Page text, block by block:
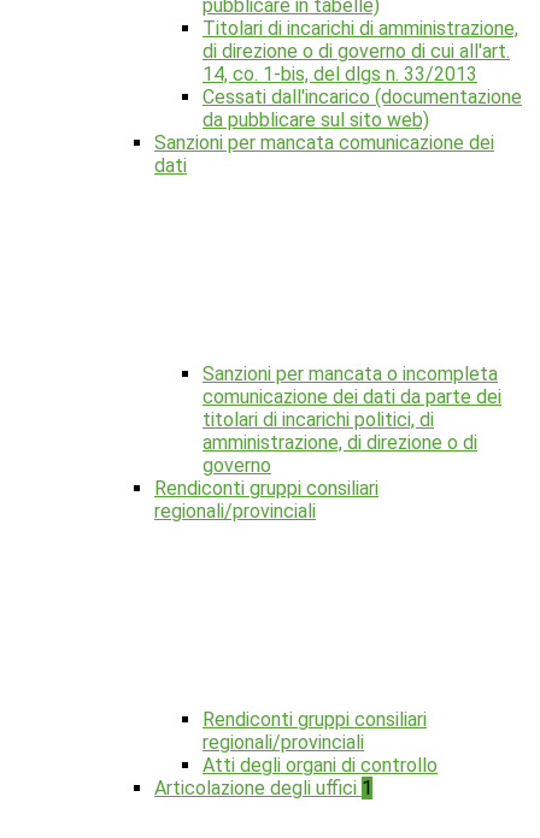
pubblicare in tabelle)
Titolari di incarichi di amministrazione,
di direzione o di governo di cui all'art.
14, co. 1-bis, del dlgs n. 33/2013
Cessati dall'incarico (documentazione
da pubblicare sul sito web)
Sanzioni per mancata comunicazione dei
dati
Sanzioni per mancata o incompleta
comunicazione dei dati da parte dei
titolari di incarichi politici, di
amministrazione, di direzione o di
governo
Rendiconti gruppi consiliari
regionali/provinciali
Rendiconti gruppi consiliari
regionali/provinciali
Atti degli organi di controllo
Articolazione degli uffici 1